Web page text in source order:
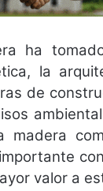
ha
la
de
madera
valor a